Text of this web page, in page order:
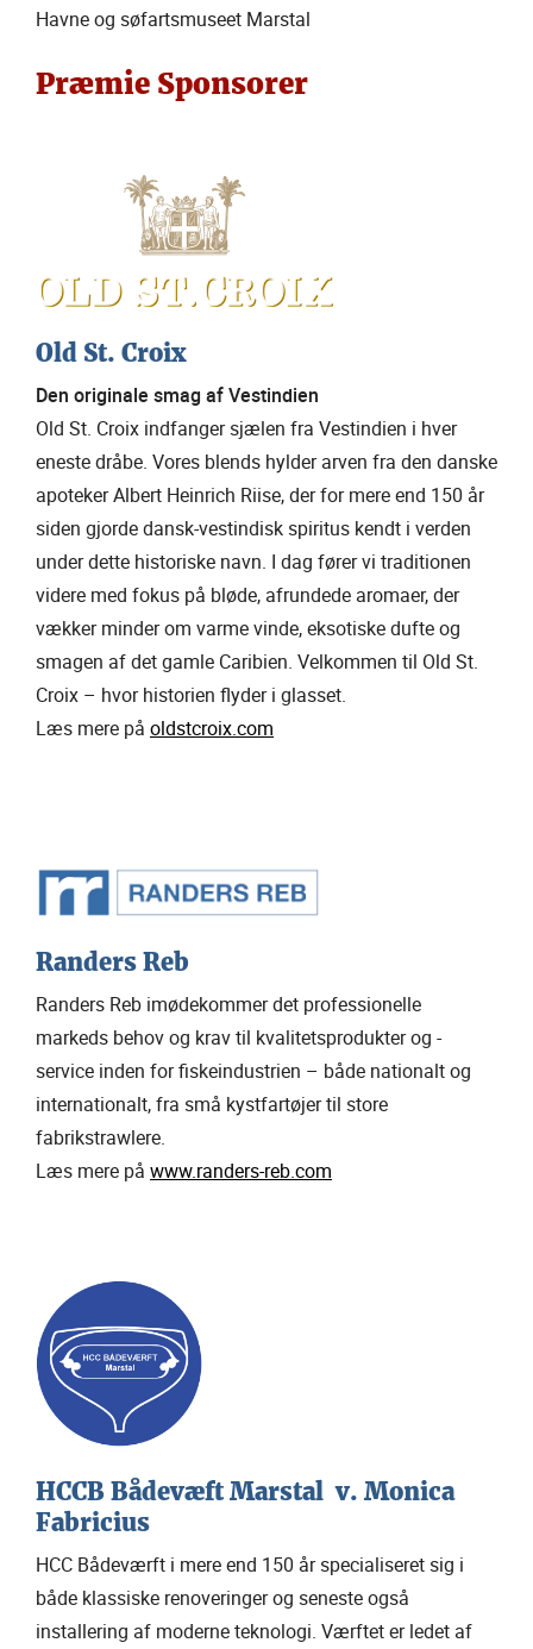
Havne og søfartsmuseet Marstal
Præmie Sponsorer
Old St. Croix
Den originale smag af Vestindien
Old St. Croix indfanger sjælen fra Vestindien i hver
eneste dråbe. Vores blends hylder arven fra den danske
apoteker Albert Heinrich Riise, der for mere end 150 år
siden gjorde dansk-vestindisk spiritus kendt i verden
under dette historiske navn. I dag fører vi traditionen
videre med fokus på bløde, afrundede aromaer, der
vækker minder om varme vinde, eksotiske dufte og
smagen af det gamle Caribien. Velkommen til Old St.
Croix – hvor historien flyder i glasset.
Læs mere på oldstcroix.com
Randers Reb
Randers Reb imødekommer det professionelle
markeds behov og krav til kvalitetsprodukter og -
service inden for fiskeindustrien – både nationalt og
internationalt, fra små kystfartøjer til store
fabrikstrawlere.
Læs mere på www.randers-reb.com
HCCB Bådevæft Marstal v. Monica
Fabricius
HCC Bådeværft i mere end 150 år specialiseret sig i
både klassiske renoveringer og seneste også
installering af moderne teknologi. Værftet er ledet af